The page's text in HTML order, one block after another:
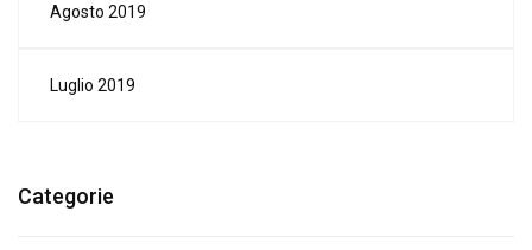
Agosto 2019
Luglio 2019
Categorie